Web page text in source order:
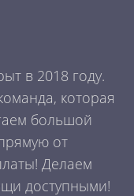
в 2018 году.
которая
большой
от
Делаем
доступными!